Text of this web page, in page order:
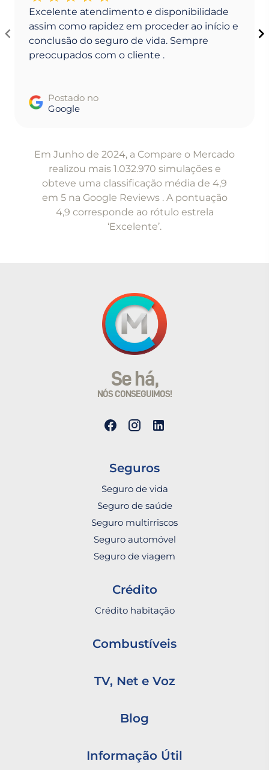
Excelente atendimento e disponibilidade
assim como rapidez em proceder ao início e
conclusão do seguro de vida. Sempre
preocupados com o cliente .
Postado no
Google
Em Junho de 2024, a Compare o Mercado
realizou mais 1.032.970 simulações e
obteve uma classificação média de 4,9
em 5 na Google Reviews . A pontuação
4,9 corresponde ao rótulo estrela
‘Excelente’.
Se há,
NÓS CONSEGUIMOS!
Seguros
Seguro de vida
Seguro de saúde
Seguro multirriscos
Seguro automóvel
Seguro de viagem
Crédito
Crédito habitação
Combustíveis
TV, Net e Voz
Blog
Informação Útil